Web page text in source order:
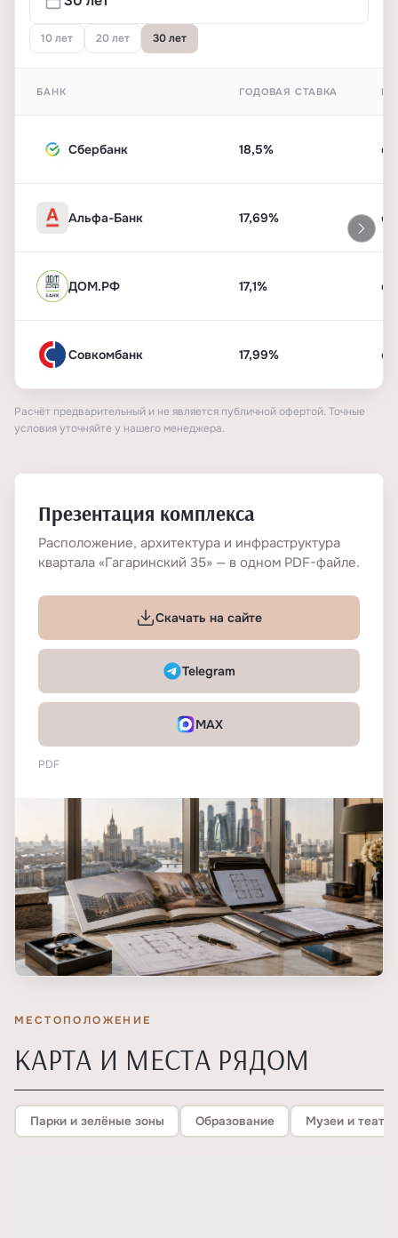
10 лет 20 лет 30 лет
БАНК ГОДОВАЯ СТАВКА
Сбербанк 18,5%
Альфа-Банк 17,69%
ДОМ.РФ 17,1%
Совкомбанк 17,99%
Расчёт предварительный и не является публичной офертой. Точные
условия уточняйте у нашего менеджера.
Презентация комплекса
Расположение, архитектура и инфраструктура
квартала «Гагаринский 35» — в одном PDF-файле.
Скачать на сайте
Telegram
MAX
PDF
МЕСТОПОЛОЖЕНИЕ
КАРТА И МЕСТА РЯДОМ
Парки и зелёные зоны Образование Музеи и